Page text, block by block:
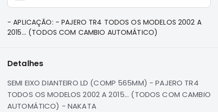
Freio
Correias
Filtros
Acessórios
Pajero
Sport
- APLICAÇÃO: - PAJERO TR4 TODOS OS MODELOS 2002 A
2015... (TODOS COM CAMBIO AUTOMÁTICO)
Detalhes
SEMI EIXO DIANTEIRO LD (COMP 565MM) - PAJERO TR4
TODOS OS MODELOS 2002 A 2015... (TODOS COM CAMBIO
AUTOMÁTICO) - NAKATA